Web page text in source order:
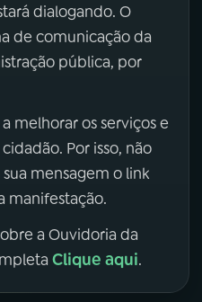
dialogando. O
de comunicação da
pública, por
melhorar os serviços e
Por isso, não
mensagem o link
manifestação.
a Ouvidoria da
Clique aqui.